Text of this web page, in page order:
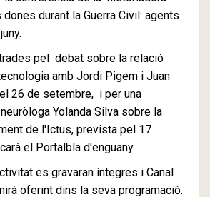
durant la Guerra Civil: agents
pel debat sobre la relació
amb Jordi Pigem i Juan
26 de setembre, i per una
Yolanda Silva sobre la
de l'Ictus, prevista pel 17
el Portalbla d'enguany.
es gravaran íntegres i Canal
oferint dins la seva programació.